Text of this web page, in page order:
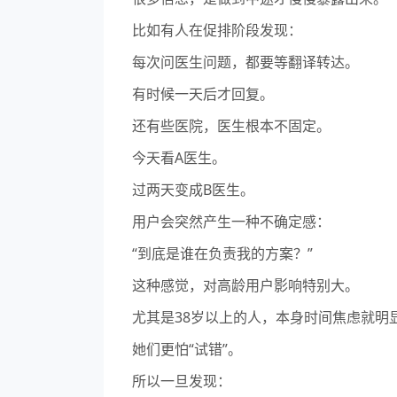
比如有人在促排阶段发现：
每次问医生问题，都要等翻译转达。
有时候一天后才回复。
还有些医院，医生根本不固定。
今天看A医生。
过两天变成B医生。
用户会突然产生一种不确定感：
“到底是谁在负责我的方案？”
这种感觉，对高龄用户影响特别大。
尤其是38岁以上的人，本身时间焦虑就明
她们更怕“试错”。
所以一旦发现：